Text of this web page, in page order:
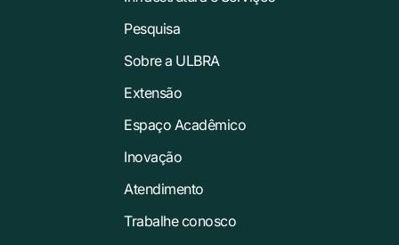
Pesquisa
Sobre a ULBRA
Extensão
Espaço Acadêmico
Inovação
Atendimento
Trabalhe conosco